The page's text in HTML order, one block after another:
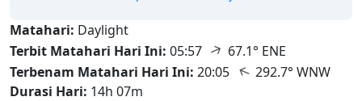
Matahari: Daylight
Terbit Matahari Hari Ini: 05:57 ↑ 67.1° ENE
Terbenam Matahari Hari Ini: 20:05 ↑ 292.7° WNW
Durasi Hari: 14h 07m